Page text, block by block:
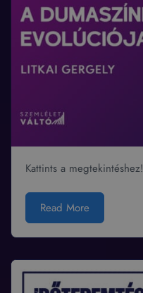
Kattints a megtekintéshez!
Read More